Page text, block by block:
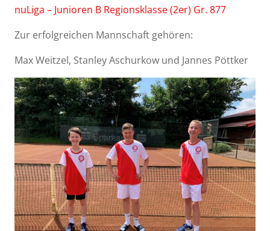
nuLiga – Junioren B Regionsklasse (2er) Gr. 877
Zur erfolgreichen Mannschaft gehören:
Max Weitzel, Stanley Aschurkow und Jannes Pöttker